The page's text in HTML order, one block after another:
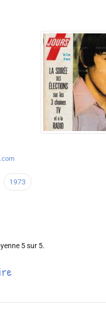
1973
5sur 5.